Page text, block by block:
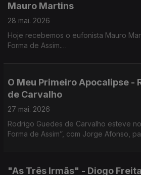
Mauro Martins
28 mai. 2026
Hoje recebemos o eufonista Mauro
Forma de Assim.
O Meu Primeiro Apocalipse -
de Carvalho
27 mai. 2026
Rodrigo Guedes de Carvalho esteve
Forma de Assim”, com Jorge Afonso,
"As Três Irmãs" - Diogo